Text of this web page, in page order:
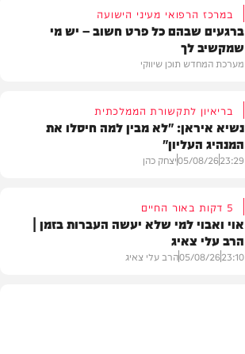
במרכז הרפואי מעיני הישועה
ברגעים שבהם כל פרט חשוב – יש מי
שמקשיב לך
מערכת המחדש תוכן שיווקי
בריאיון לתקשורת הממלכתית
נשיא איראן: "לא מבין למה חיסלו את
המנהיג העליון"
23:29
05/08/26יצחק כהן
5 דקות באור החיים
אוי ואבוי למי שלא יעשה העברות בזמן |
הרב עלי צאיג
23:10
05/08/26הרב עלי צאיג